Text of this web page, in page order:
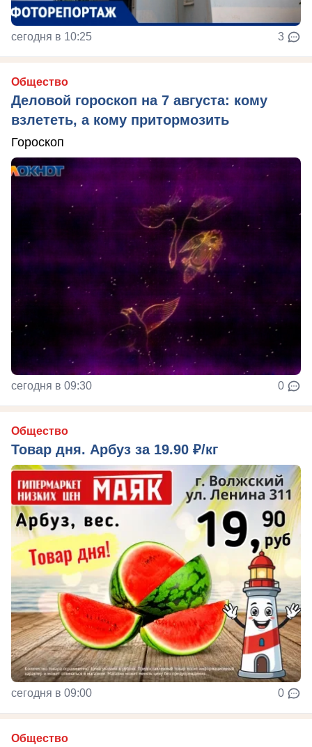
сегодня в 10:25 3
Общество
Деловой гороскоп на 7 августа: кому
взлететь, а кому притормозить
Гороскоп
сегодня в 09:30 0
Общество
Товар дня. Арбуз за 19.90 ₽/кг
сегодня в 09:00 0
Общество